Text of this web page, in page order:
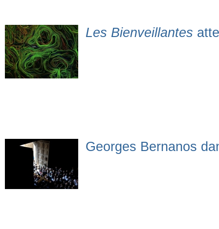
Les Bienveillantes
Georges Bernanos